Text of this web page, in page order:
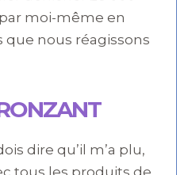
moi-même en
que nous réagissons
dire qu’il m’a plu,
tous les produits de